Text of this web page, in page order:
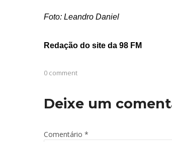
Foto: Leandro Daniel
Redação do site da 98 FM
0 comment
Deixe um
Comentário *